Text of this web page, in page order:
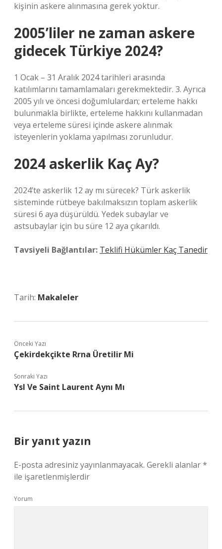
kişinin askere alınmasına gerek yoktur.
2005’liler ne zaman askere
gidecek Türkiye 2024?
1 Ocak – 31 Aralık 2024 tarihleri ​​arasında
katılımlarını tamamlamaları gerekmektedir. 3. Ayrıca
2005 yılı ve öncesi doğumlulardan; erteleme hakkı
bulunmakla birlikte, erteleme hakkını kullanmadan
veya erteleme süresi içinde askere alınmak
isteyenlerin yoklama yapılması zorunludur.
2024 askerlik Kaç Ay?
2024’te askerlik 12 ay mı sürecek? Türk askerlik
sisteminde rütbeye bakılmaksızın toplam askerlik
süresi 6 aya düşürüldü. Yedek subaylar ve
astsubaylar için bu süre 12 aya çıkarıldı.
Tavsiyeli Bağlantılar: Teklifi Hükümler Kaç Tanedir
Tarih: Makaleler
Önceki Yazı
Çekirdekçikte Rrna Üretilir Mi
Sonraki Yazı
Ysl Ve Saint Laurent Aynı Mı
Bir yanıt yazın
E-posta adresiniz yayınlanmayacak. Gerekli alanlar*
ile işaretlenmişlerdir
Yorum